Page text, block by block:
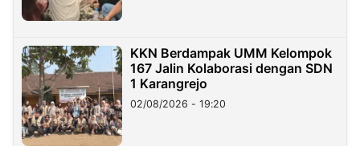
KKN Berdampak UMM Kelompok
167 Jalin Kolaborasi dengan SDN
1 Karangrejo
02/08/2026 - 19:20